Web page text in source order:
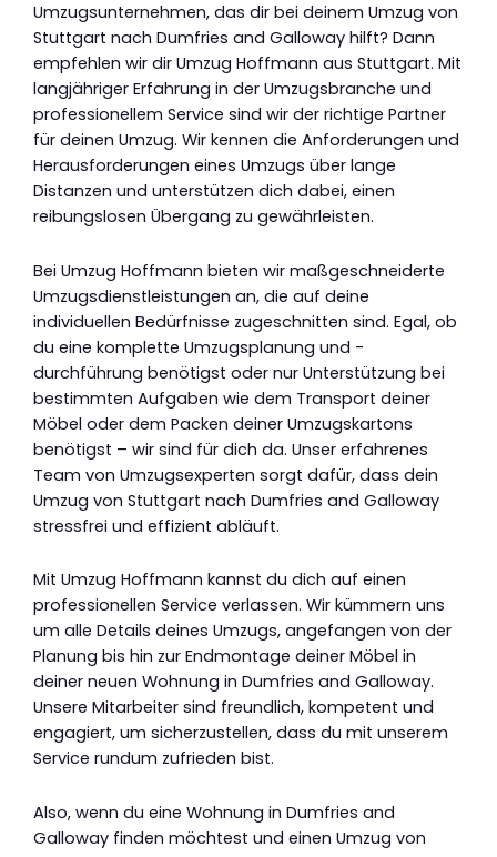
Umzugsunternehmen, das dir bei deinem Umzug von
Stuttgart nach Dumfries and Galloway hilft? Dann
empfehlen wir dir Umzug Hoffmann aus Stuttgart. Mit
langjähriger Erfahrung in der Umzugsbranche und
professionellem Service sind wir der richtige Partner
für deinen Umzug. Wir kennen die Anforderungen und
Herausforderungen eines Umzugs über lange
Distanzen und unterstützen dich dabei, einen
reibungslosen Übergang zu gewährleisten.
Bei Umzug Hoffmann bieten wir maßgeschneiderte
Umzugsdienstleistungen an, die auf deine
individuellen Bedürfnisse zugeschnitten sind. Egal, ob
du eine komplette Umzugsplanung und -
durchführung benötigst oder nur Unterstützung bei
bestimmten Aufgaben wie dem Transport deiner
Möbel oder dem Packen deiner Umzugskartons
benötigst – wir sind für dich da. Unser erfahrenes
Team von Umzugsexperten sorgt dafür, dass dein
Umzug von Stuttgart nach Dumfries and Galloway
stressfrei und effizient abläuft.
Mit Umzug Hoffmann kannst du dich auf einen
professionellen Service verlassen. Wir kümmern uns
um alle Details deines Umzugs, angefangen von der
Planung bis hin zur Endmontage deiner Möbel in
deiner neuen Wohnung in Dumfries and Galloway.
Unsere Mitarbeiter sind freundlich, kompetent und
engagiert, um sicherzustellen, dass du mit unserem
Service rundum zufrieden bist.
Also, wenn du eine Wohnung in Dumfries and
Galloway finden möchtest und einen Umzug von